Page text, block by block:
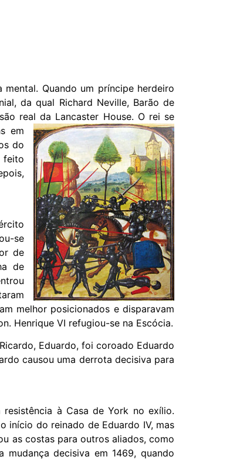
Quando um príncipe herdeiro
da qual Richard Neville, Barão de
real da Lancaster House. O rei se
em
do
feito
se
de
de
melhor posicionados e disparavam
Henrique VI refugiou-se na Escócia.
Eduardo, foi coroado Eduardo
causou uma derrota decisiva para
à Casa de York no exílio.
início do reinado de Eduardo IV, mas
as costas para outros aliados, como
mudança decisiva em 1469, quando